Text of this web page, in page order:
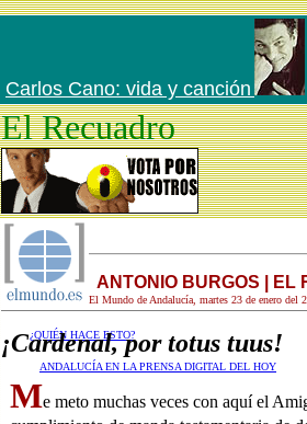
Carlos Cano: vida y canción
El Recuadro
El Mundo de Andalucía, martes 23 de enero del
¿QUIÉN HACE ESTO?
ANDALUCÍA EN LA PRENSA DIGITAL DEL HOY
ANTONIO BURGOS | EL
¡Cardenal, por totus
Me meto muchas veces con aquí el